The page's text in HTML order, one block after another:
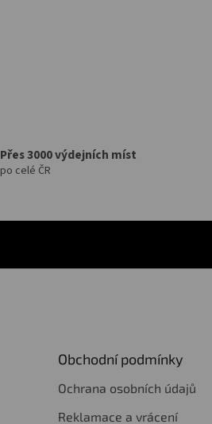
Přes 3000 výdejních míst
po celé ČR
Obchodní podmínky
Ochrana osobních údajů
Reklamace a vrácení